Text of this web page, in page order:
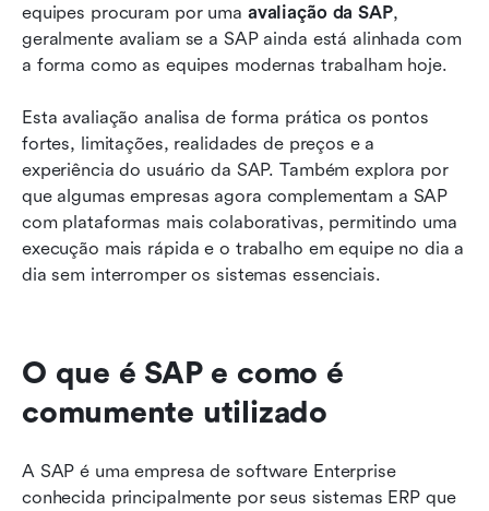
equipes procuram por uma avaliação da SAP,
geralmente avaliam se a SAP ainda está alinhada com
a forma como as equipes modernas trabalham hoje.
Esta avaliação analisa de forma prática os pontos
fortes, limitações, realidades de preços e a
experiência do usuário da SAP. Também explora por
que algumas empresas agora complementam a SAP
com plataformas mais colaborativas, permitindo uma
execução mais rápida e o trabalho em equipe no dia a
dia sem interromper os sistemas essenciais.
O que é SAP e como é
comumente utilizado
A SAP é uma empresa de software Enterprise
conhecida principalmente por seus sistemas ERP que
O que usuários reais dizem sobre o SAP
Por que muitas equipes procuram alternativas
Nova opção: use a plataforma tudo-em-um Lark
para um trabalho em equipe fluido
Veredito final: o SAP ainda vale a pena?
Conclusão